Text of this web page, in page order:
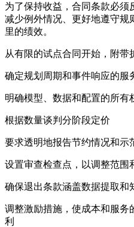
为了保持收益，合同条款必须
减少例外情况、更好地遵守规
里的绩效。
从有限的试点合同开始，附带
确定规划周期和事件响应的服
明确模型、数据和配置的所有
根据数量谈判分阶段定价
要求透明地报告节约情况和示
设置审查检查点，以调整范围
确保退出条款涵盖数据提取和
调整激励措施，使成本和服务
利